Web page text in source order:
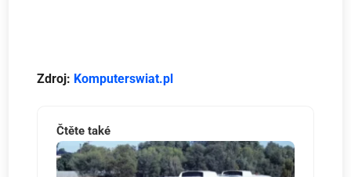
Zdroj: Komputerswiat.pl
Čtěte také